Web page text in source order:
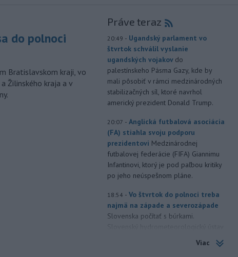
do polnoci
Bratislavskom kraji, vo
Žilinského kraja a v
Práve teraz
20:49 - Ugandský parlament vo
štvrtok schválil vyslanie
ugandských vojakov do
palestínskeho Pásma Gazy, kde by
mali pôsobiť v rámci medzinárodných
stabilizačných síl, ktoré navrhol
americký prezident Donald Trump.
20:07 - Anglická futbalová asociácia
(FA) stiahla svoju podporu
prezidentovi Medzinárodnej
futbalovej federácie (FIFA) Giannimu
Infantinovi, ktorý je pod paľbou kritiky
po jeho neúspešnom pláne.
18:54 - Vo štvrtok do polnoci treba
najmä na západe a severozápade
Slovenska počítať s búrkami.
(SHMÚ) vydal výstrahy prvého stupňa.
Platia aj v okresoch Snina a Sobrance.
Viac